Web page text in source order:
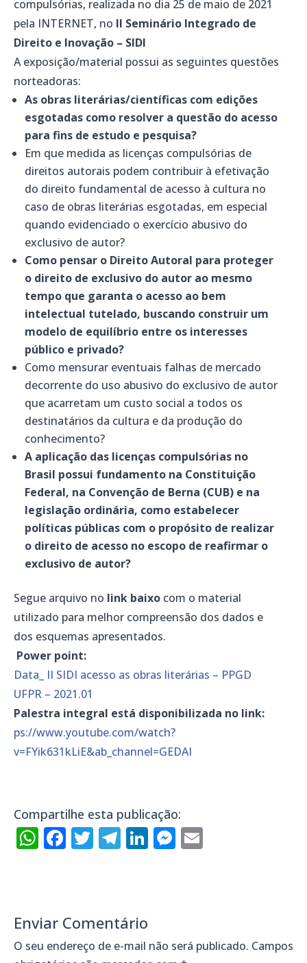
compulsórias, realizada no dia 25 de maio de 2021
pela INTERNET, no II Seminário Integrado de
Direito e Inovação – SIDI
A exposição/material possui as seguintes questões
norteadoras:
As obras literárias/científicas com edições
esgotadas como resolver a questão do acesso
para fins de estudo e pesquisa?
Em que medida as licenças compulsórias de
direitos autorais podem contribuir à efetivação
do direito fundamental de acesso à cultura no
caso de obras literárias esgotadas, em especial
quando evidenciado o exercício abusivo do
exclusivo de autor?
Como pensar o Direito Autoral para proteger
o direito de exclusivo do autor ao mesmo
tempo que garanta o acesso ao bem
intelectual tutelado, buscando construir um
modelo de equilíbrio entre os interesses
público e privado?
Como mensurar eventuais falhas de mercado
decorrente do uso abusivo do exclusivo de autor
que acarretam um custo social a todos os
destinatários da cultura e da produção do
conhecimento?
A aplicação das licenças compulsórias no
Brasil possui fundamento na Constituição
Federal, na Convenção de Berna (CUB) e na
legislação ordinária, como estabelecer
políticas públicas com o propósito de realizar
o direito de acesso no escopo de reafirmar o
exclusivo de autor?
Segue arquivo no link baixo com o material
utilizado para melhor compreensão dos dados e
dos esquemas apresentados.
Power point:
Data_ II SIDI acesso as obras literárias – PPGD
UFPR – 2021.01
Palestra integral está disponibilizada no link:
ps://www.youtube.com/watch?
v=FYik631kLiE&ab_channel=GEDAI
Compartilhe esta publicação:
WhatsApp
Facebook
Twitter
Telegram
LinkedIn
Messenger
Enviar Comentário
O seu endereço de e-mail não será publicado. Campos